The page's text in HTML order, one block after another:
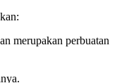
merupakan perbuatan